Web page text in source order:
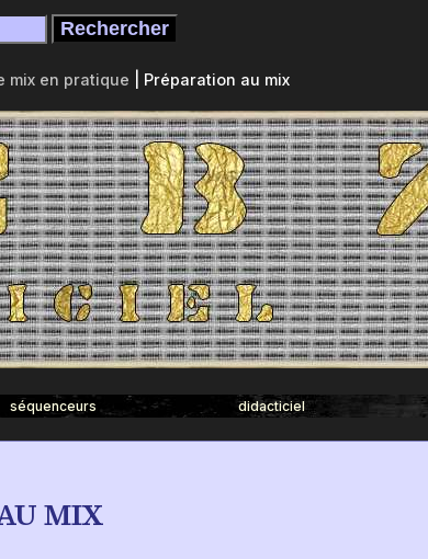
mix en pratique | Préparation au mix
séquenceurs didacticiel
MIX